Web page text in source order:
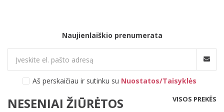
Naujienlaiškio prenumerata
Aš perskaičiau ir sutinku su Nuostatos/Taisyklės
NESENIAI ŽIŪRĖTOS VISOS PREKĖS